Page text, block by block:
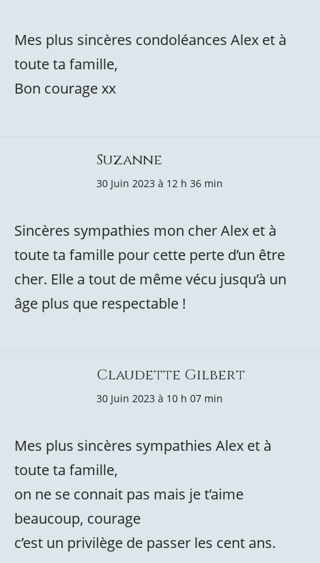
Mes plus sincères condoléances Alex et à
toute ta famille,
Bon courage xx
Suzanne
30 Juin 2023 à 12 h 36 min
Sincères sympathies mon cher Alex et à
toute ta famille pour cette perte d’un être
cher. Elle a tout de même vécu jusqu’à un
âge plus que respectable !
Claudette Gilbert
30 Juin 2023 à 10 h 07 min
Mes plus sincères sympathies Alex et à
toute ta famille,
on ne se connait pas mais je t’aime
beaucoup, courage
c’est un privilège de passer les cent ans.